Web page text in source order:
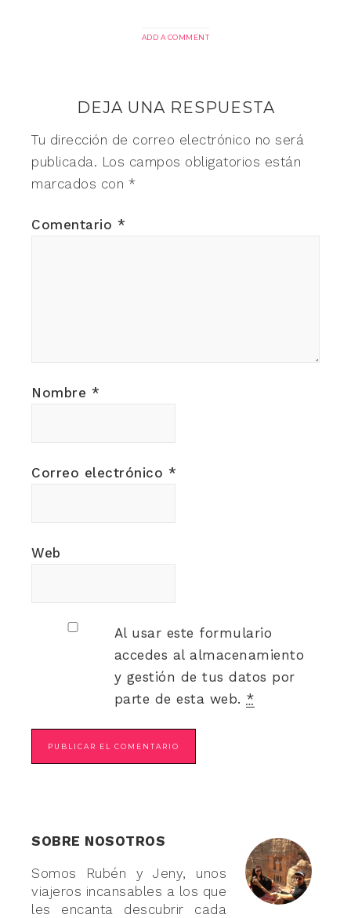
ADD A COMMENT
DEJA UNA RESPUESTA
Tu dirección de correo electrónico no será
publicada. Los campos obligatorios están
marcados con *
Comentario *
Nombre *
Correo electrónico *
Web
Al usar este formulario
accedes al almacenamiento
y gestión de tus datos por
parte de esta web. *
SOBRE NOSOTROS
Somos Rubén y Jeny, unos
viajeros incansables a los que
les encanta descubrir cada